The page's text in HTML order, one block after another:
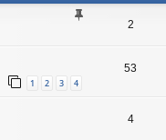
2
1 2 3 4
53
4